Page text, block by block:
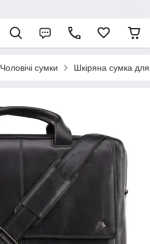
Чоловічі сумки Шкіряна сумка